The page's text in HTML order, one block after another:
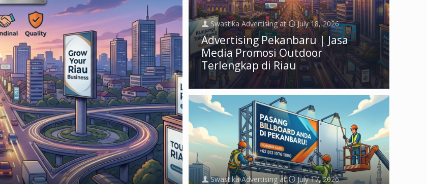
Swastika Advertising at July 18, 2026
Advertising Pekanbaru | Jasa
Media Promosi Outdoor
Terlengkap di Riau
Swastika Advertising at July 17, 2026